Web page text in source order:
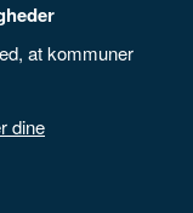
at kommuner
dine